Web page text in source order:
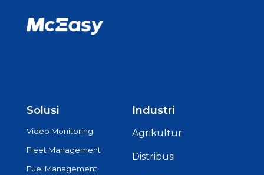
Solusi
Video Monitoring
Fleet Management
Fuel Management
Industri
Agrikultur
Distribusi